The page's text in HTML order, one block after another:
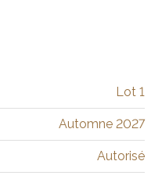
Lot 1
Automne 2027
Autorisé